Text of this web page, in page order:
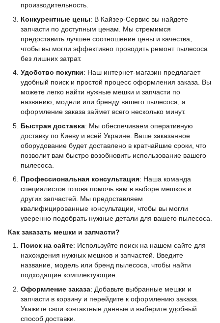
производительность.
Конкурентные цены: В Кайзер-Сервис вы найдете
запчасти по доступным ценам. Мы стремимся
предоставить лучшее соотношение цены и качества,
чтобы вы могли эффективно проводить ремонт пылесоса
без лишних затрат.
Удобство покупки: Наш интернет-магазин предлагает
удобный поиск и простой процесс оформления заказа. Вы
можете легко найти нужные мешки и запчасти по
названию, модели или бренду вашего пылесоса, а
оформление заказа займет всего несколько минут.
Быстрая доставка: Мы обеспечиваем оперативную
доставку по Киеву и всей Украине. Ваше заказанное
оборудование будет доставлено в кратчайшие сроки, что
позволит вам быстро возобновить использование вашего
пылесоса.
Профессиональная консультация: Наша команда
специалистов готова помочь вам в выборе мешков и
других запчастей. Мы предоставляем
квалифицированные консультации, чтобы вы могли
уверенно подобрать нужные детали для вашего пылесоса.
Как заказать мешки и запчасти?
Поиск на сайте: Используйте поиск на нашем сайте для
нахождения нужных мешков и запчастей. Введите
название, модель или бренд пылесоса, чтобы найти
подходящие комплектующие.
Оформление заказа: Добавьте выбранные мешки и
запчасти в корзину и перейдите к оформлению заказа.
Укажите свои контактные данные и выберите удобный
способ доставки.